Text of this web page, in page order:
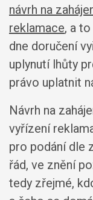
návrh na
reklamace, a
dne doručení
uplynutí lhůty
právo uplatnit
Návrh na
vyřízení
pro podání dle
řád, ve znění
tedy zřejmé,